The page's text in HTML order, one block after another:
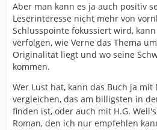
Aber man kann es ja auch positiv
Leserinteresse nicht mehr von
Schlusspointe fokussiert wird,
verfolgen, wie Verne das Thema
Originalität liegt und wo seine
kommen.
Wer Lust hat, kann das Buch ja mit
vergleichen, das am billigsten in
finden ist, oder auch mit H.G.
Roman, den ich nur empfehlen